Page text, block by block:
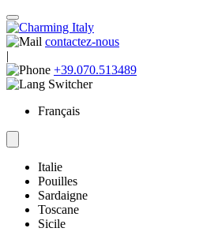
contactez-nous
|
+39.070.513489
Français
Italie
Pouilles
Sardaigne
Toscane
Sicile